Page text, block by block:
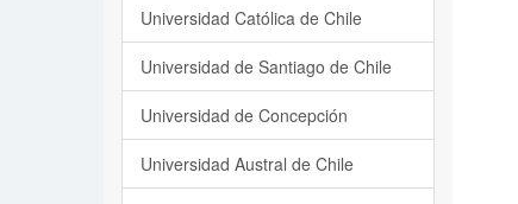
Universidad Católica de Chile
Universidad de Santiago de Chile
Universidad de Concepción
Universidad Austral de Chile